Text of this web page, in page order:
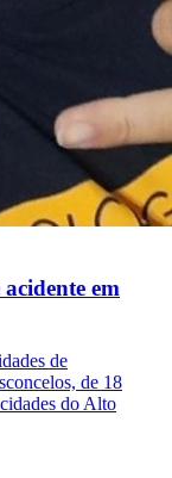
em
de
de 18
do Alto